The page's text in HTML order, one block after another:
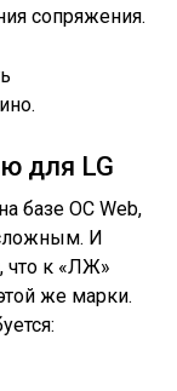
сопряжения.
для LG
базе ОС Web,
И
что к «ЛЖ»
же марки.